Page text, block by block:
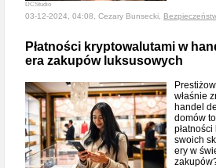
DCStudio
03-12-2024, 04:08, Cezary Bunsecki,
Płatności kryptowalutami w
era zakupów luksusowych
właśnie
handel
domów
swoich
ery w